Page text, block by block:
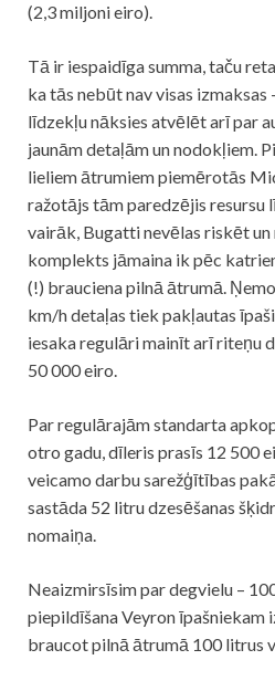
(2,3 miljoni eiro).
Tā ir iespaidīga summa, taču
ka tās nebūt nav visas izmaksas
līdzekļu nāksies atvēlēt arī par
jaunām detaļām un nodokļiem.
lieliem ātrumiem piemērotās
ražotājs tām paredzējis resursu
vairāk, Bugatti nevēlas riskēt un
komplekts jāmaina ik pēc
(!) brauciena pilnā ātrumā.
km/h detaļas tiek pakļautas
iesaka regulāri mainīt arī riteņu
50 000 eiro.
Par regulārajām standarta
otro gadu, dīleris prasīs 12 500
veicamo darbu sarežģītības
sastāda 52 litru dzesēšanas
nomaiņa.
Neaizmirsīsim par degvielu –
piepildīšana Veyron īpašniekam
braucot pilnā ātrumā 100 litrus